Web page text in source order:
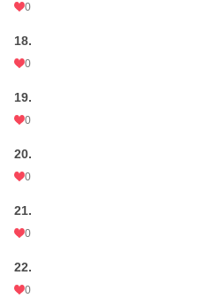
0
18.
0
19.
0
20.
0
21.
0
22.
0